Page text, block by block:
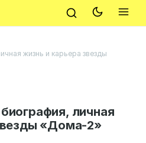
жизнь и карьера звезды
личная
«Дома-2»